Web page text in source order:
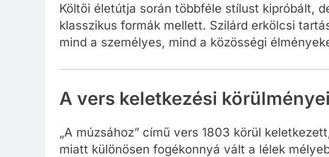
Költői életútja során többféle stílust kipróbált,
klasszikus formák mellett. Szilárd erkölcsi
mind a személyes, mind a közösségi
A vers keletkezési
„A múzsához” című vers 1803 körül
miatt különösen fogékonnyá vált a lélek